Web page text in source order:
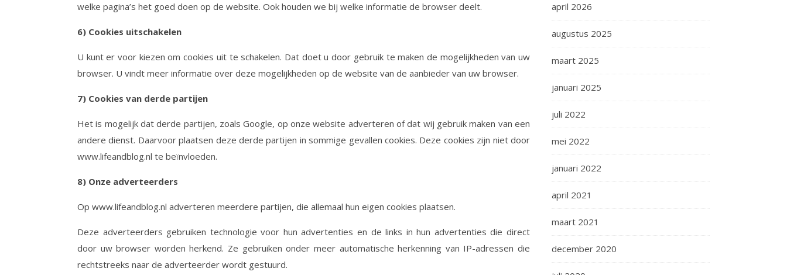
welke pagina’s het goed doen op de website. Ook houden we bij welke informatie de browser deelt.
6) Cookies uitschakelen
U kunt er voor kiezen om cookies uit te schakelen. Dat doet u door gebruik te maken de mogelijkheden van uw
browser. U vindt meer informatie over deze mogelijkheden op de website van de aanbieder van uw browser.
7) Cookies van derde partijen
Het is mogelijk dat derde partijen, zoals Google, op onze website adverteren of dat wij gebruik maken van een
andere dienst. Daarvoor plaatsen deze derde partijen in sommige gevallen cookies. Deze cookies zijn niet door
www.lifeandblog.nl te beïnvloeden.
8) Onze adverteerders
Op www.lifeandblog.nl adverteren meerdere partijen, die allemaal hun eigen cookies plaatsen.
Deze adverteerders gebruiken technologie voor hun advertenties en de links in hun advertenties die direct
door uw browser worden herkend. Ze gebruiken onder meer automatische herkenning van IP-adressen die
rechtstreeks naar de adverteerder wordt gestuurd.
april 2026
augustus 2025
maart 2025
januari 2025
juli 2022
mei 2022
januari 2022
april 2021
maart 2021
december 2020